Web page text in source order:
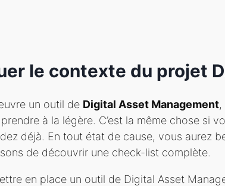
le contexte du projet
un outil de Digital Asset Management,
à la légère. C’est la même chose si
déjà. En tout état de cause, vous aurez
de découvrir une check-list complète.
en place un outil de Digital Asset